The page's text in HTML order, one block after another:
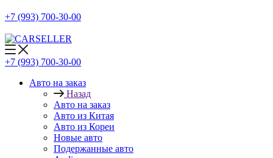
+7 (993) 700-30-00
+7 (993) 700-30-00
Авто на заказ
Назад
Авто на заказ
Авто из Китая
Авто из Кореи
Новые авто
Подержанные авто